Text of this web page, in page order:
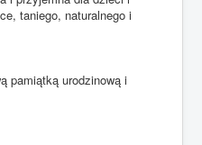
taniego, naturalnego i
pamiątką urodzinową i